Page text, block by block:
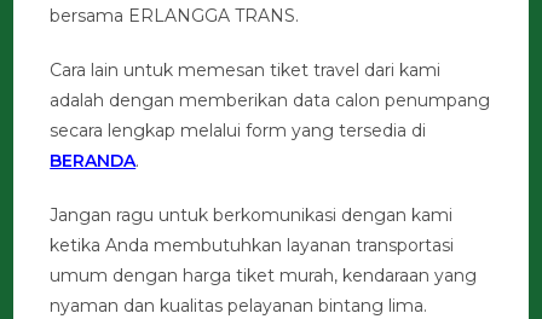
bersama ERLANGGA TRANS.
Cara lain untuk memesan tiket travel dari kami
adalah dengan memberikan data calon penumpang
secara lengkap melalui form yang tersedia di
BERANDA.
Jangan ragu untuk berkomunikasi dengan kami
ketika Anda membutuhkan layanan transportasi
umum dengan harga tiket murah, kendaraan yang
nyaman dan kualitas pelayanan bintang lima.